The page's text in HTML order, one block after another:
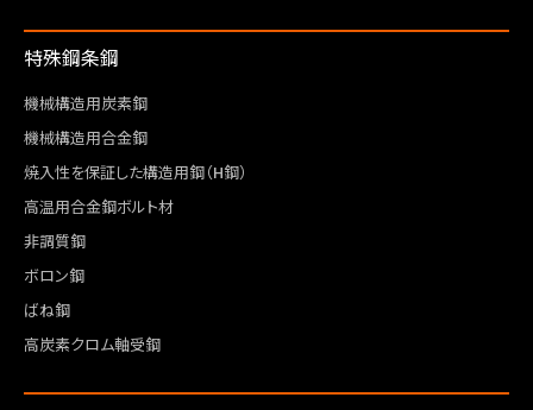
特殊鋼条鋼
機械構造用炭素鋼
機械構造用合金鋼
焼入性を保証した構造用鋼（H鋼）
高温用合金鋼ボルト材
非調質鋼
ボロン鋼
ばね鋼
高炭素クロム軸受鋼